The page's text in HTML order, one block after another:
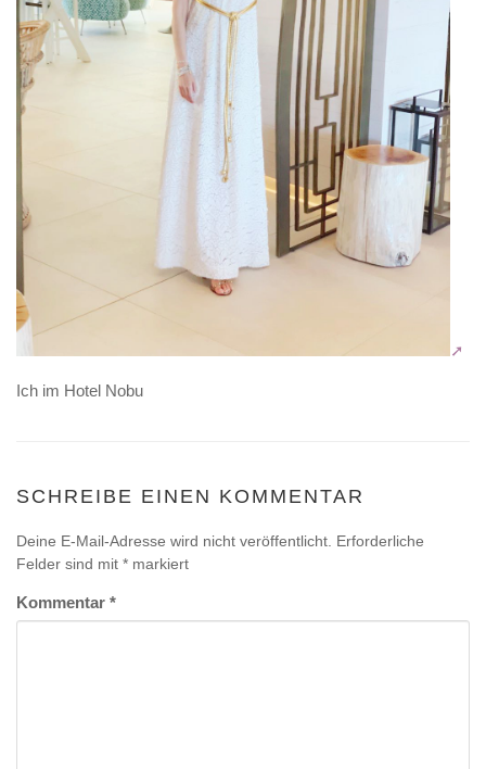
Ich im Hotel Nobu
SCHREIBE EINEN KOMMENTAR
Deine E-Mail-Adresse wird nicht veröffentlicht. Erforderliche
Felder sind mit * markiert
Kommentar *